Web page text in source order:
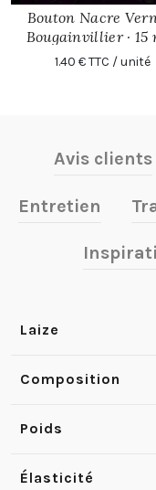
Bouton Nacre
Bougainvillier · 15
1.40 € TTC / unité
Avis clients
Entretien
Laize
Composition
Poids
Élasticité